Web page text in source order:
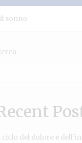
sonno
ciclo del dolore e